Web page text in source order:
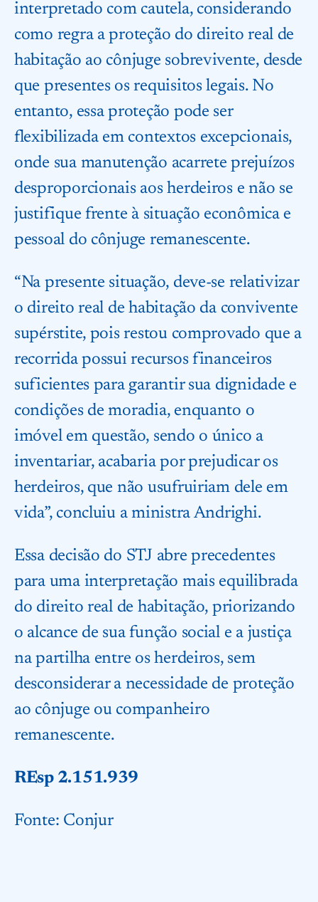
interpretado com cautela, considerando
como regra a proteção do direito real de
habitação ao cônjuge sobrevivente, desde
que presentes os requisitos legais. No
entanto, essa proteção pode ser
flexibilizada em contextos excepcionais,
onde sua manutenção acarrete prejuízos
desproporcionais aos herdeiros e não se
justifique frente à situação econômica e
pessoal do cônjuge remanescente.
“Na presente situação, deve-se relativizar
o direito real de habitação da convivente
supérstite, pois restou comprovado que a
recorrida possui recursos financeiros
suficientes para garantir sua dignidade e
condições de moradia, enquanto o
imóvel em questão, sendo o único a
inventariar, acabaria por prejudicar os
herdeiros, que não usufruiriam dele em
vida”, concluiu a ministra Andrighi.
Essa decisão do STJ abre precedentes
para uma interpretação mais equilibrada
do direito real de habitação, priorizando
o alcance de sua função social e a justiça
na partilha entre os herdeiros, sem
desconsiderar a necessidade de proteção
ao cônjuge ou companheiro
remanescente.
REsp 2.151.939
Fonte: Conjur